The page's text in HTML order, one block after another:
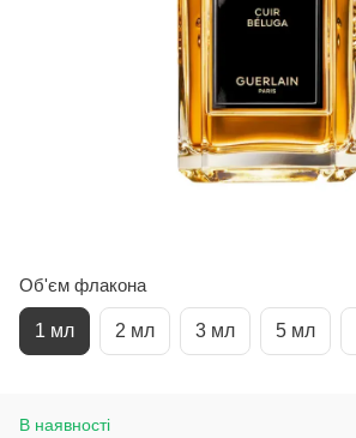
Об'єм флакона
1 мл 2 мл 3 мл 5 мл
В наявності